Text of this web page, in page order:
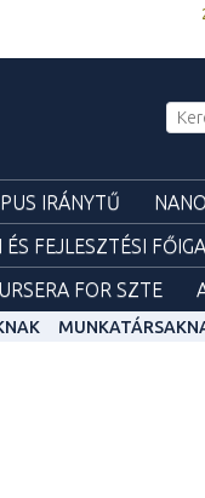
IRÁNYTŰ
ÉS FEJLESZTÉSI
FOR SZTE